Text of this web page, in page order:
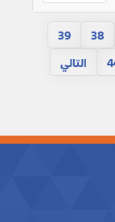
38
39
التالي